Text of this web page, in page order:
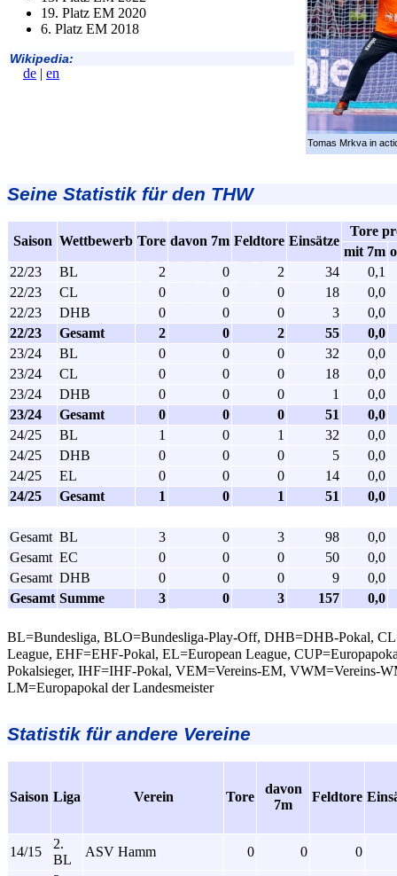
19. Platz EM 2020
6. Platz EM 2018
Wikipedia:
de | en
Tomas Mrkva in
Seine Statistik für den THW
Saison Wettbewerb Tore davon 7m Feldtore Einsätze
Tore
mit 7m
22/23
BL 2 0 2 34
0,1
22/23
CL 0 0 0 18
0,0
22/23
DHB 0 0 0 3
0,0
22/23
Gesamt 2 0 2 55
0,0
23/24
BL 0 0 0 32
0,0
23/24
CL 0 0 0 18
0,0
23/24
DHB 0 0 0 1
0,0
23/24
Gesamt 0 0 0 51
0,0
24/25
BL 1 0 1 32
0,0
24/25
DHB 0 0 0 5
0,0
24/25
EL 0 0 0 14
0,0
24/25
Gesamt 1 0 1 51 0,0
Gesamt BL 3 0 3 98
0,0
Gesamt EC 0 0 0 50
0,0
Gesamt DHB 0 0 0 9
0,0
Gesamt Summe 3 0 3 157 0,0
BL=Bundesliga, BLO=Bundesliga-Play-Off, DHB=DHB-Pokal,
League, EHF=EHF-Pokal, EL=European League,
Pokalsieger, IHF=IHF-Pokal, VEM=Vereins-EM, VWM=Vereins-
LM=Europapokal der Landesmeister
Statistik für andere Vereine
Saison Liga Verein Tore
davon
7m
Feldtore
14/15
2.
BL
ASV Hamm 0 0
0